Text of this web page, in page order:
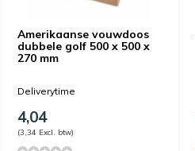
Amerikaanse vouwdoos
dubbele golf 500 x 500 x
270 mm
Deliverytime
4,04
(3,34 Excl. btw)